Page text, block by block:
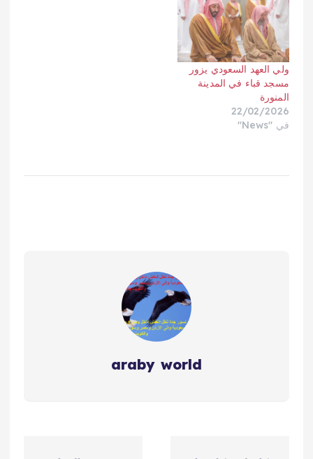
ولي العهد السعودي يزور
مسجد قباء في المدينة
المنورة
22/02/2026
في "News"
araby world